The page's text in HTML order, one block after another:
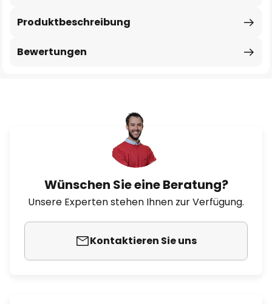
Produktbeschreibung
Bewertungen
Wünschen Sie eine Beratung?
Unsere Experten stehen Ihnen zur Verfügung.
Kontaktieren Sie uns